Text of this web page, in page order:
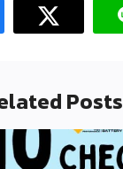
Posts